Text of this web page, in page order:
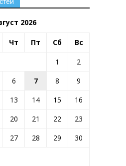
2026
Чт Пт Сб Вс
1
2
6 7 8
9
13 14 15
16
20 21 22
23
27 28 29
30